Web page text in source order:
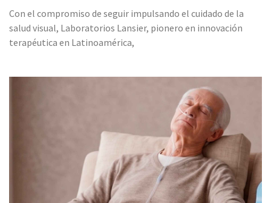
Con el compromiso de seguir impulsando el cuidado de la
salud visual, Laboratorios Lansier, pionero en innovación
terapéutica en Latinoamérica,